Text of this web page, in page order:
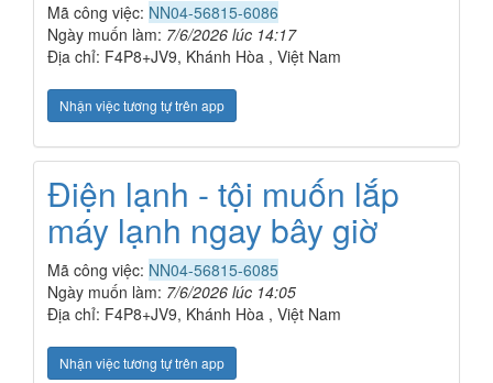
Mã công việc: NN04-56815-6086
Ngày muốn làm: 7/6/2026 lúc 14:17
Địa chỉ: F4P8+JV9, Khánh Hòa , Việt Nam
Nhận việc tương tự trên app
Điện lạnh - tội muốn lắp
máy lạnh ngay bây giờ
Mã công việc: NN04-56815-6085
Ngày muốn làm: 7/6/2026 lúc 14:05
Địa chỉ: F4P8+JV9, Khánh Hòa , Việt Nam
Nhận việc tương tự trên app